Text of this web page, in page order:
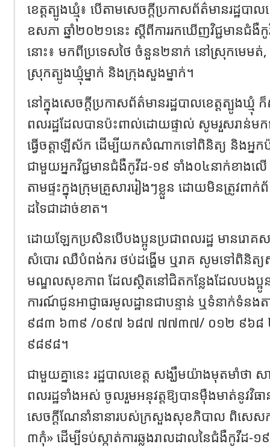
ខេត្ត​ត្បូងឃ្មុំ៖ បើតាមសេចក្តីប្រកាសព័ត៌មានរដ្ឋបាល
ឧសភា ឆ្នាំ២០២១នេះ​ ស្តីពីការរកឃើញវិជ្ជមានជំងឺ
នោះ៖ មកពីប្រទេសថៃ ចំនួន២នាក់ នៅស្រុកមេម
ស្រុកត្បូងឃ្មុំម្នាក់ និងក្រុងសួងម្នាក់។
នៅក្នុងសេចក្តីប្រកាសព័ត៌មានរដ្ឋបាលខេត្តត្បូងឃ្មុំ
ពលរដ្ឋដែលបានប៉ះពាល់ដោយផ្ទាល់ សូមរួសរាន់មក
ធ្វើចត្តាឡីស័ក ដើម្បីយកសំណាកទៅពិនិត្យ និងអ្
ជាមួយអ្នកវិជ្ជមានជំងឺកូវីដ-១៩ ទាំង០៤នាក់ខាងល
តាមផ្ទះក្នុងក្រុមគ្រួសាររៀងៗខ្លួន ដោយមិនត្រូវពា
ដទៃជាដាច់ខាត។
ដោយឡែក​ប្រសិនបើបងប្អូនប្រជាពលរដ្ឋ មានរោគស
សំបោរ ឈឺបំពង់ករ ថប់ដង្ហើម ឬរាគ សូមទៅពិនិត្យសុ
មណ្ឌលសុខភាព ដែលស្ថិតនៅជិតកន្លែងដែលបងប្អូ
ការណ៍ជូនអាជ្ញាធរមូលដ្ឋានជាបន្ទាន់ ឬទំនាក់ទំន
៩៨៣ ៦៣៩ /០៩៧ ៦៨៧ ៧៧៣៧/ ០១២ ៩៦៨
៩៨៩៨។
ជាមួយគ្នានេះ​ រដ្ឋបាលខេត្ត សង្ឃឹមយ៉ាងមុតមាំថា
ពលរដ្ឋទាំងអស់ ចូលរួមអនុវត្តឱ្យបានម៉ឺងមាត់នូវវិធា
សេចក្តីណែនាំនានារបស់ក្រសួងសុខភិបាល ពិសេសការ
៣កុំ» ដើម្បីទប់ស្កាត់ការឆ្លងរាលដាលនៃជំងឺកូវីដ-១៩